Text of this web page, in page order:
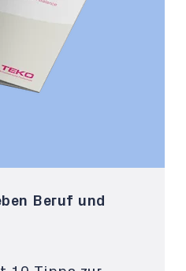
Beruf und